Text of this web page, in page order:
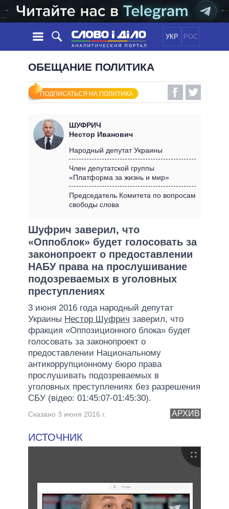
УКР РОС
НОВОСТИ
ЛЕНТА
СОБЫТИЯ
СТАТЬИ
МНЕНИЯ
ОБЗОРЫ
ДАЙДЖЕСТЫ
ПОЛИТИКА
ЭКОНОМИКА
МИР
ОБЕЩАНИЯ
ВСЕ ПОЛИТИКИ
ПРЕЗИДЕНТ И ОФИС
КАБИНЕТ МИНИСТРОВ
ГЛАВЫ ОБЛАДМИНИСТРАЦИЙ
ИНФОГРАФИКА
ВИДЕО
ПОДДЕРЖАТЬ
СРАВНЕНИЕ ПОЛИТИКОВ
ОБЕЩАНИЕ ПОЛИТИКА
ПОДПИСАТЬСЯ НА ПОЛИТИКА
ШУФРИЧ
Нестор Иванович
Народный депутат Украины
Член депутатской группы
«Платформа за жизнь и мир»
Председатель Комитета по вопросам
свободы слова
Шуфрич заверил, что
«Оппоблок» будет голосовать за
законопроект о предоставлении
НАБУ права на прослушивание
подозреваемых в уголовных
преступлениях
3 июня 2016 года народный депутат
Украины Нестор Шуфрич заверил, что
фракция «Оппозиционного блока» будет
голосовать за законопроект о
предоставлении Национальному
антикоррупционному бюро права
прослушивать подозреваемых в
уголовных преступлениях без разрешения
СБУ (відео: 01:45:07-01:45:30).
АРХИВ
Сказано 3 июня 2016 г.
ИСТОЧНИК